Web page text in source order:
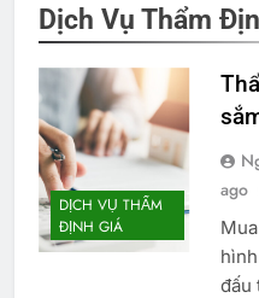
Dịch Vụ Thẩm
DỊCH VỤ THẨM
ĐỊNH GIÁ
ago
đấu